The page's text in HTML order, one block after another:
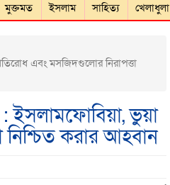
মুক্তমত ইসলাম সাহিত্য খেলাধুলা
এবং মসজিদগুলোর নিরাপত্তা
ইসলামফোবিয়া, ভুয়া
করার আহবান